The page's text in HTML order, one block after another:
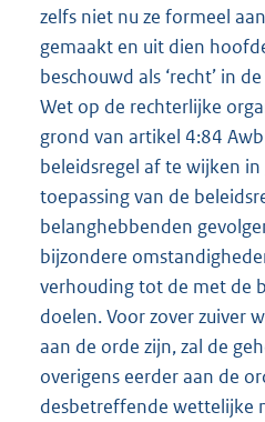
zelfs niet nu ze formeel
gemaakt en uit dien
beschouwd als ‘recht’ in
Wet op de rechterlijke
grond van artikel 4:84
beleidsregel af te wijken
toepassing van de
belanghebbenden
bijzondere
verhouding tot de met de
doelen. Voor zover zuiver
aan de orde zijn, zal de
overigens eerder aan de
desbetreffende wettelijke